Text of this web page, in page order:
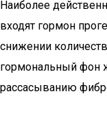
Наиболее
входят гормон
снижении
гормональный фон
рассасыванию